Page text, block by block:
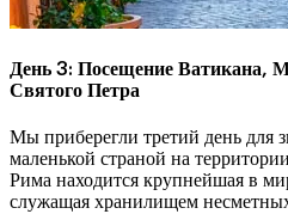
День 3: Посещение Ватикана,
Святого Петра
Мы приберегли третий день для
маленькой страной на
Рима находится крупнейшая в
служащая хранилищем